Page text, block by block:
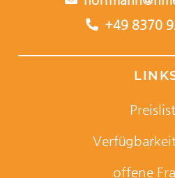
+49 8370
offene